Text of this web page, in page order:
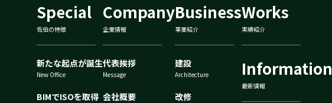
Special
佐伯の特徴
新たな起点が誕生
New Office
BIMでISOを取得
Company
企業情報
代表挨拶
Message
会社概要
Business
事業紹介
建設
Architecture
改修
Works
実績紹介
Information
最新情報